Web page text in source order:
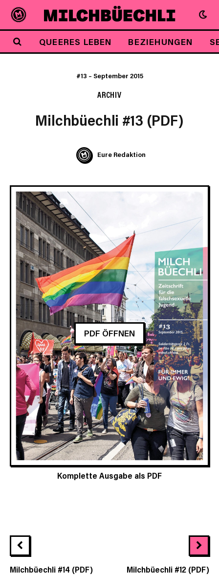
QUEERES LEBEN BEZIEHUNGEN
#13 – September 2015
ARCHIV
Milchbüechli #13 (PDF)
Eure Redaktion
PDF ÖFFNEN
Komplette Ausgabe als PDF
Milchbüechli #14 (PDF) Milchbüechli #12 (PDF)